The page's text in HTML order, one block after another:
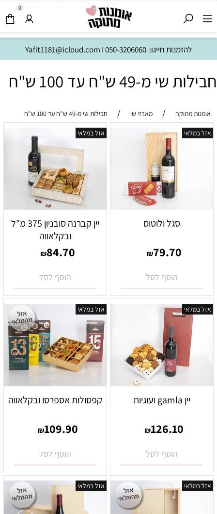
להזמנות חייגו: Yafit1181@icloud.com I050-3206060
0
חבילות שי מ-49 ש"ח עד 100 ש"ח
אומנות מתוקה / מארזי שי / חבילות שי מ-49 ש"ח עד 100 ש"ח
אזל במלאי
סגל ולוטוס
₪79.70
הוסף לסל
אזל במלאי
יין קברנה סובניון 375 מ"ל
ובקלאווה
₪84.70
הוסף לסל
אזל במלאי
יין gamla ועוגיות
₪126.10
הוסף לסל
אזל במלאי
קפסולות אספרסו ובקלאווה
₪109.90
הוסף לסל
אזל במלאי אזל במלאי